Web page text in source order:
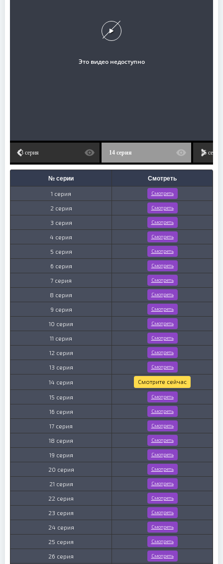
13 серия 14 серия 15 серия
№ серии Смотреть
1 серия Смотреть
2 серия Смотреть
3 серия Смотреть
4 серия Смотреть
5 серия Смотреть
6 серия Смотреть
7 серия Смотреть
8 серия Смотреть
9 серия Смотреть
10 серия Смотреть
11 серия Смотреть
12 серия Смотреть
13 серия Смотреть
14 серия Смотрите сейчас
15 серия Смотреть
16 серия Смотреть
17 серия Смотреть
18 серия Смотреть
19 серия Смотреть
20 серия Смотреть
21 серия Смотреть
22 серия Смотреть
23 серия Смотреть
24 серия Смотреть
25 серия Смотреть
26 серия Смотреть